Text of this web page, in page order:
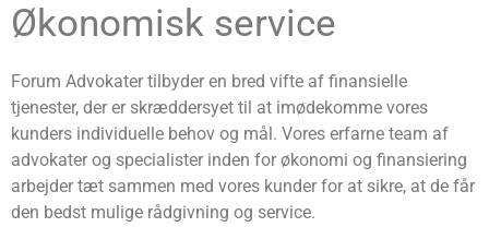
Økonomisk service
Forum Advokater tilbyder en bred vifte af finansielle
tjenester, der er skræddersyet til at imødekomme vores
kunders individuelle behov og mål. Vores erfarne team af
advokater og specialister inden for økonomi og finansiering
arbejder tæt sammen med vores kunder for at sikre, at de får
den bedst mulige rådgivning og service.